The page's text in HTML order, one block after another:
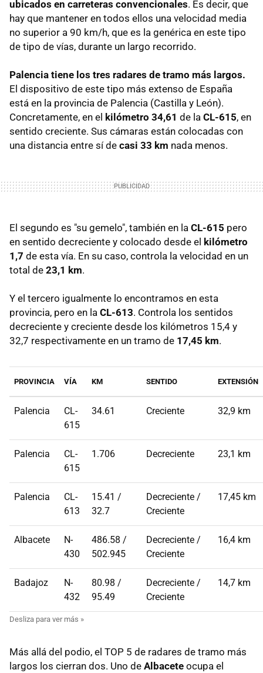
ubicados en carreteras convencionales. Es decir, que
hay que mantener en todos ellos una velocidad media
no superior a 90 km/h, que es la genérica en este tipo
de tipo de vías, durante un largo recorrido.
Palencia tiene los tres radares de tramo más largos.
El dispositivo de este tipo más extenso de España
está en la provincia de Palencia (Castilla y León).
Concretamente, en el kilómetro 34,61 de la CL-615, en
sentido creciente. Sus cámaras están colocadas con
una distancia entre sí de casi 33 km nada menos.
El segundo es "su gemelo", también en la CL-615 pero
en sentido decreciente y colocado desde el kilómetro
1,7 de esta vía. En su caso, controla la velocidad en un
total de 23,1 km.
Y el tercero igualmente lo encontramos en esta
provincia, pero en la CL-613. Controla los sentidos
decreciente y creciente desde los kilómetros 15,4 y
32,7 respectivamente en un tramo de 17,45 km.
PROVINCIA VÍA KM SENTIDO EXTENSIÓN
Palencia
CL-
615
34.61 Creciente 32,9 km
Palencia
CL-
615
1.706 Decreciente 23,1 km
Palencia
CL-
613
15.41 /
32.7
Decreciente /
Creciente
17,45 km
Albacete
N-
430
486.58 /
502.945
Decreciente /
Creciente
16,4 km
Badajoz
N-
432
80.98 /
95.49
Decreciente /
Creciente
14,7 km
Más allá del podio, el TOP 5 de radares de tramo más
largos los cierran dos. Uno de Albacete ocupa el